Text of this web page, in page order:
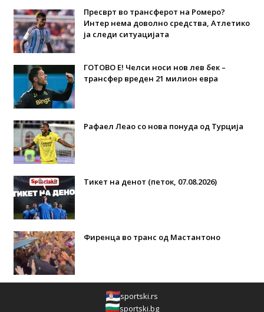
Пресврт во трансферот на Ромеро?
Интер нема доволно средства, Атлетико
ја следи ситуацијата
ГОТОВО Е! Челси носи нов лев бек –
трансфер вреден 21 милион евра
Рафаел Леао со нова понуда од Турција
Тикет на денот (петок, 07.08.2026)
Фиренца во транс од Мастантоно
sportski.rs
sportski.bg